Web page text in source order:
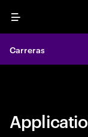
Menu
Carreras
Carreras